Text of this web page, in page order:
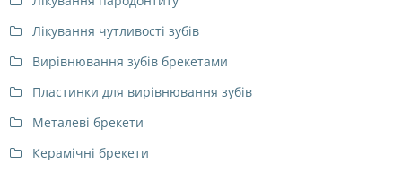
Лікування чутливості зубів
Вирівнювання зубів брекетами
Пластинки для вирівнювання зубів
Металеві брекети
Керамічні брекети